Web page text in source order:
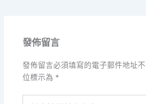
發佈留言
發佈留言必須填寫的電子郵件地址不
位標示為 *